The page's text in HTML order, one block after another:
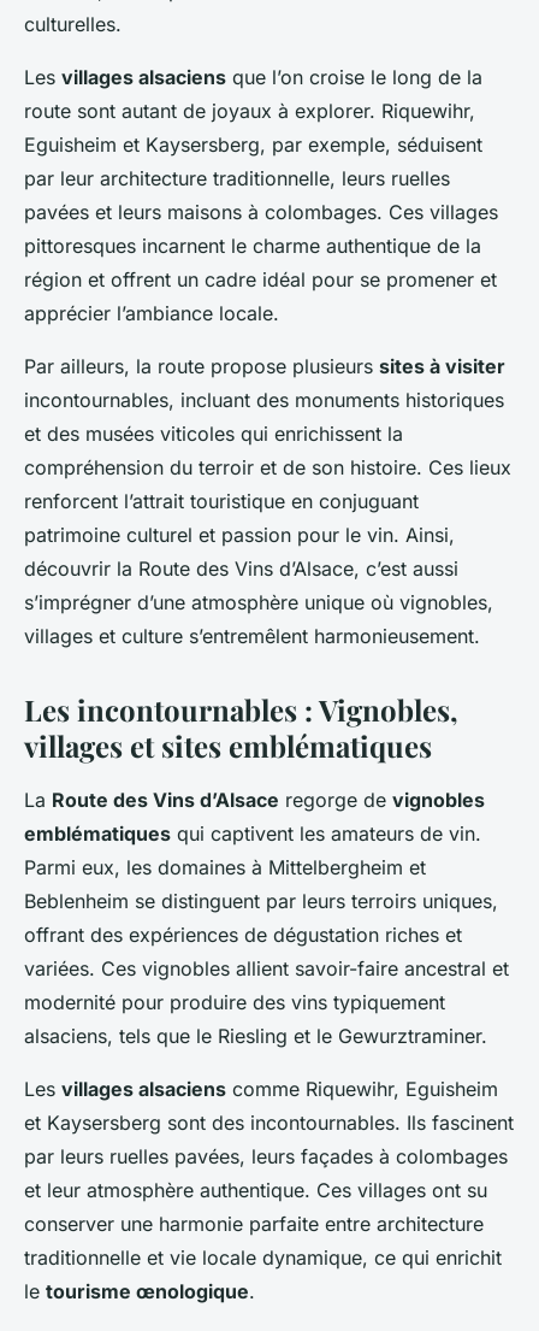
culturelles.
Les villages alsaciens que l’on croise le long de la
route sont autant de joyaux à explorer. Riquewihr,
Eguisheim et Kaysersberg, par exemple, séduisent
par leur architecture traditionnelle, leurs ruelles
pavées et leurs maisons à colombages. Ces villages
pittoresques incarnent le charme authentique de la
région et offrent un cadre idéal pour se promener et
apprécier l’ambiance locale.
Par ailleurs, la route propose plusieurs sites à visiter
incontournables, incluant des monuments historiques
et des musées viticoles qui enrichissent la
compréhension du terroir et de son histoire. Ces lieux
renforcent l’attrait touristique en conjuguant
patrimoine culturel et passion pour le vin. Ainsi,
découvrir la Route des Vins d’Alsace, c’est aussi
s’imprégner d’une atmosphère unique où vignobles,
villages et culture s’entremêlent harmonieusement.
Les incontournables : Vignobles,
villages et sites emblématiques
La Route des Vins d’Alsace regorge de vignobles
emblématiques qui captivent les amateurs de vin.
Parmi eux, les domaines à Mittelbergheim et
Beblenheim se distinguent par leurs terroirs uniques,
offrant des expériences de dégustation riches et
variées. Ces vignobles allient savoir-faire ancestral et
modernité pour produire des vins typiquement
alsaciens, tels que le Riesling et le Gewurztraminer.
Les villages alsaciens comme Riquewihr, Eguisheim
et Kaysersberg sont des incontournables. Ils fascinent
par leurs ruelles pavées, leurs façades à colombages
et leur atmosphère authentique. Ces villages ont su
conserver une harmonie parfaite entre architecture
traditionnelle et vie locale dynamique, ce qui enrichit
le tourisme œnologique.